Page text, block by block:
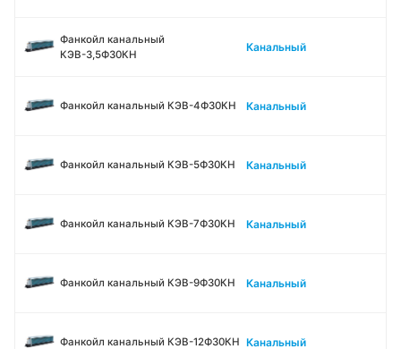
Фанкойл канальный
КЭВ-3,5Ф30КН
Канальный
Фанкойл канальный КЭВ-4Ф30КН Канальный
Фанкойл канальный КЭВ-5Ф30КН Канальный
Фанкойл канальный КЭВ-7Ф30КН Канальный
Фанкойл канальный КЭВ-9Ф30КН Канальный
Фанкойл канальный КЭВ-12Ф30КН Канальный